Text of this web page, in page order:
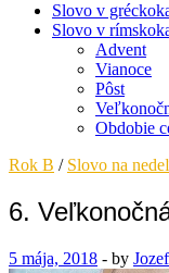
Slovo v
Slovo v
Advent
Vianoce
Pôst
Obdobie
Rok B / Slovo na
6.
5 mája, 2018 - by